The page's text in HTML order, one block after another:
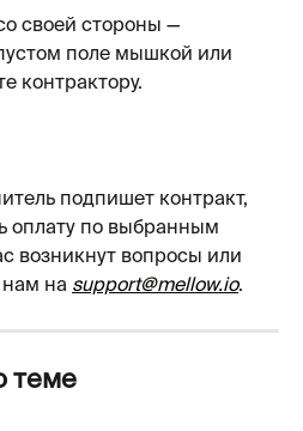
своей стороны —
поле мышкой или
контрактору.
подпишет контракт,
оплату по выбранным
возникнут вопросы или
на support@mellow.io.
теме